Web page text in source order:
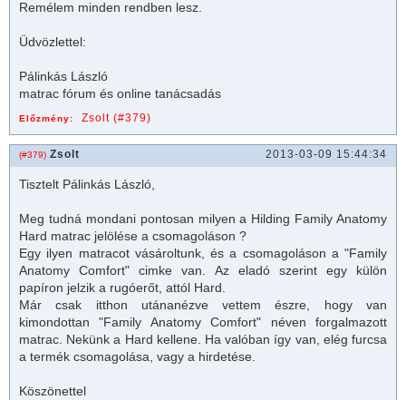
Remélem minden rendben lesz.
Üdvözlettel:
Pálinkás László
matrac fórum és online tanácsadás
Előzmény: Zsolt (#379)
(#379) Zsolt 2013-03-09 15:44:34
Tisztelt Pálinkás László
Meg tudná mondani pontosan milyen a Hilding Family Anatomy
Hard matrac jelölése a csomagoláson ?
Egy ilyen matracot vásároltunk, és a csomagoláson a "Family
Anatomy Comfort" cimke van. Az eladó szerint egy külön
papíron jelzik a rugóerőt, attól Hard.
Már csak itthon utánanézve vettem észre, hogy van
kimondottan "Family Anatomy Comfort" néven forgalmazott
matrac . Nekünk a Hard kellene. Ha valóban így van, elég furcsa
a termék csomagolása, vagy a hirdetése.
Köszönettel